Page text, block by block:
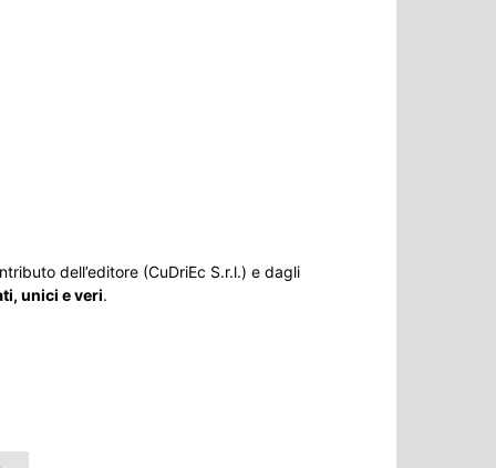
dell’editore (CuDriEc S.r.l.) e dagli
unici e veri.